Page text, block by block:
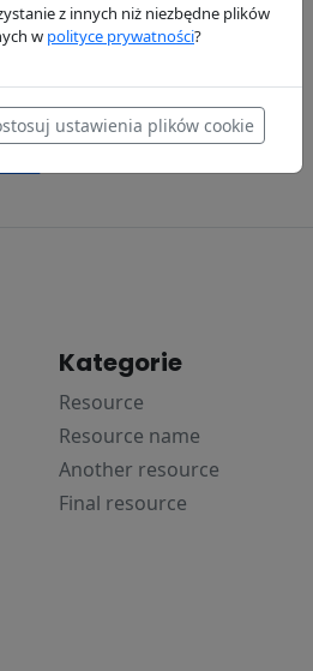
Kategorie
Resource
Resource name
Another resource
Final resource
z innych niż niezbędne plików
w polityce prywatności?
ustawienia plików cookie